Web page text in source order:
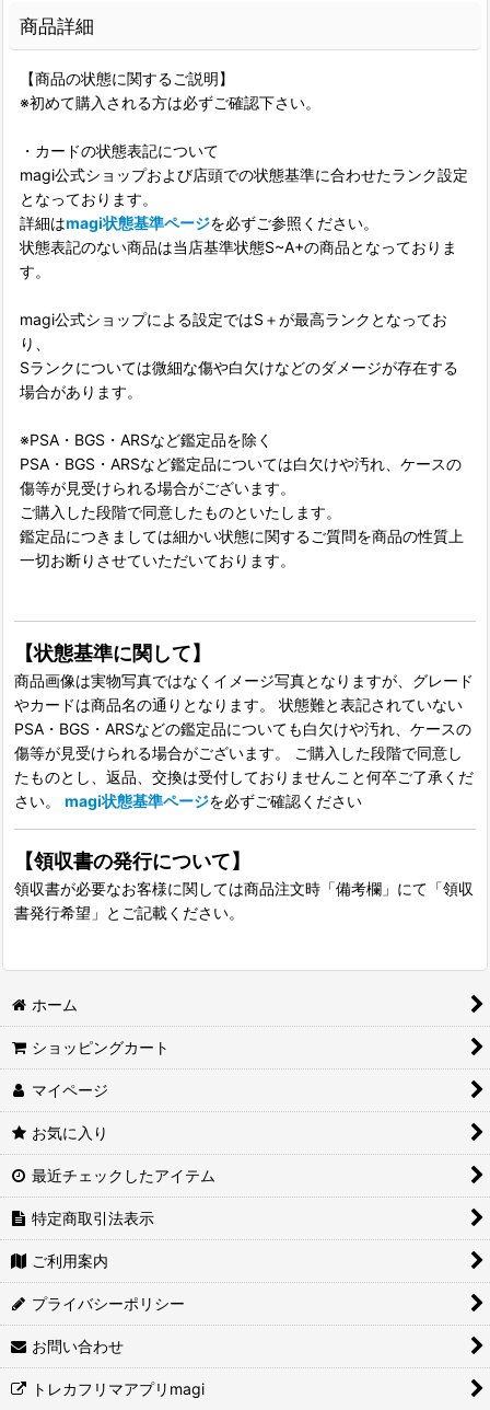
商品詳細
【商品の状態に関するご説明】
※初めて購入される方は必ずご確認下さい。
・カードの状態表記について
magi公式ショップおよび店頭での状態基準に合わせたランク設定
となっております。
詳細はmagi状態基準ページを必ずご参照ください。
状態表記のない商品は当店基準状態S~A+の商品となっておりま
す。
magi公式ショップによる設定ではS＋が最高ランクとなってお
り、
Sランクについては微細な傷や白欠けなどのダメージが存在する
場合があります。
※PSA・BGS・ARSなど鑑定品を除く
PSA・BGS・ARSなど鑑定品については白欠けや汚れ、ケースの
傷等が見受けられる場合がございます。
ご購入した段階で同意したものといたします。
鑑定品につきましては細かい状態に関するご質問を商品の性質上
一切お断りさせていただいております。
【状態基準に関して】
商品画像は実物写真ではなくイメージ写真となりますが、グレード
やカードは商品名の通りとなります。 状態難と表記されていない
PSA・BGS・ARSなどの鑑定品についても白欠けや汚れ、ケースの
傷等が見受けられる場合がございます。 ご購入した段階で同意し
たものとし、返品、交換は受付しておりませんこと何卒ご了承くだ
さい。 magi状態基準ページを必ずご確認ください
【領収書の発行について】
領収書が必要なお客様に関しては商品注文時「備考欄」にて「領収
書発行希望」とご記載ください。
ホーム
ショッピングカート
マイページ
お気に入り
最近チェックしたアイテム
特定商取引法表示
ご利用案内
プライバシーポリシー
お問い合わせ
トレカフリマアプリmagi